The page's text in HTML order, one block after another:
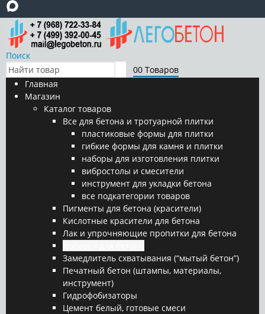
Поиск
00 Товаров
Главная
Магазин
Каталог товаров
Все для бетона и тротуарной плитки
пластиковые формы для плитки
гибкие формы для камня и плитки
наборы для изготовления плитки
вибростолы и смесители
инструмент для укладки бетона
все подкатегории товаров
Пигменты для бетона (красители)
Кислотные красители для бетона
Лак и упрочняющие пропитки для бетона
Замедлитель схватывания (“мытый бетон”)
Печатный бетон (штампы, материалы,
инструмент)
Гидрофобизаторы
Цемент белый, готовые смеси